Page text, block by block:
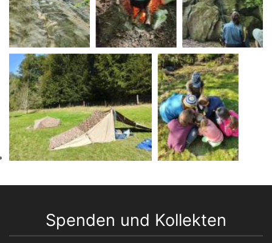
Spenden und Kollekten